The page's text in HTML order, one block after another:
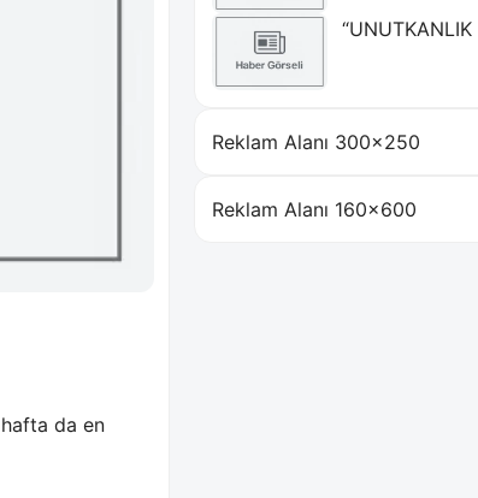
hafta da en
“UNUTKANLIK
Reklam Alanı 300×250
Reklam Alanı 160×600